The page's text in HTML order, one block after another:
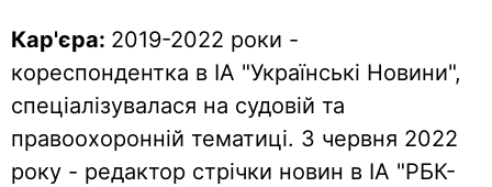
Кар'єра: 2019-2022 роки -
кореспондентка в ІА "Українські Новини",
спеціалізувалася на судовій та
правоохоронній тематиці. З червня 2022
року - редактор стрічки новин в ІА "РБК-